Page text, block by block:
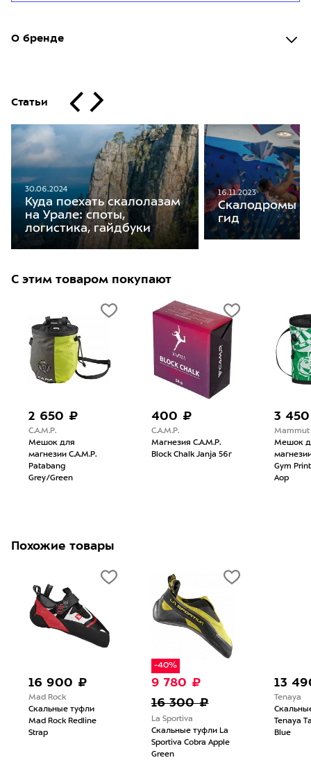
О бренде
Статьи
30.06.2024
Куда поехать скалолазам
на Урале: споты,
логистика, гайдбуки
16.11.2023
Скалодромы
гид
С этим товаром покупают
2 650 ₽
C.A.M.P.
Мешок для
магнезии C.A.M.P.
Patabang
Grey/Green
400 ₽
C.A.M.P.
Магнезия C.A.M.P.
Block Chalk Janja 56г
3
Mammut
Мешок
Gym
Aop
Похожие товары
16 900 ₽
Mad Rock
Скальные туфли
Mad Rock Redline
Strap
-40%
9 780 ₽
16 300 ₽
La Sportiva
Скальные туфли La
Sportiva Cobra Apple
Green
13
Tenaya
Tenaya
Blue